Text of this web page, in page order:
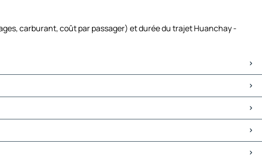
carburant, coût par passager) et durée du trajet Huanchay -